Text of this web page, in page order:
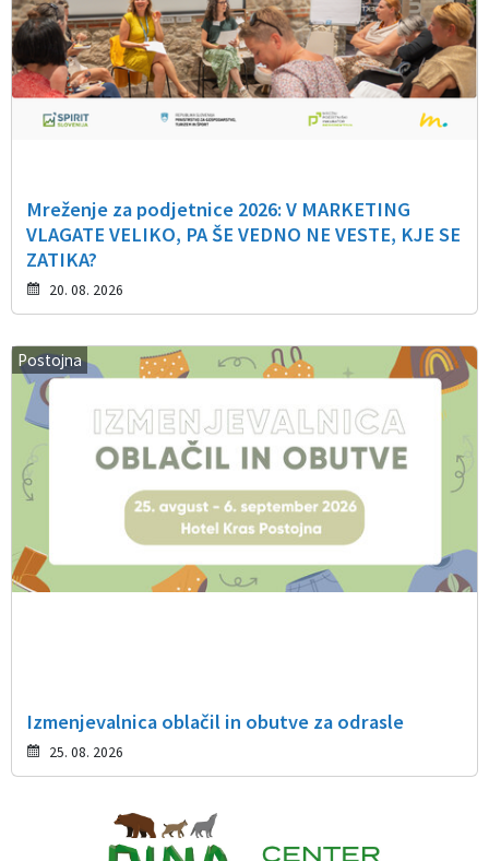
Mreženje za podjetnice 2026: V MARKETING
VLAGATE VELIKO, PA ŠE VEDNO NE VESTE, KJE SE
ZATIKA?
20. 08. 2026
Postojna
Izmenjevalnica oblačil in obutve za odrasle
25. 08. 2026